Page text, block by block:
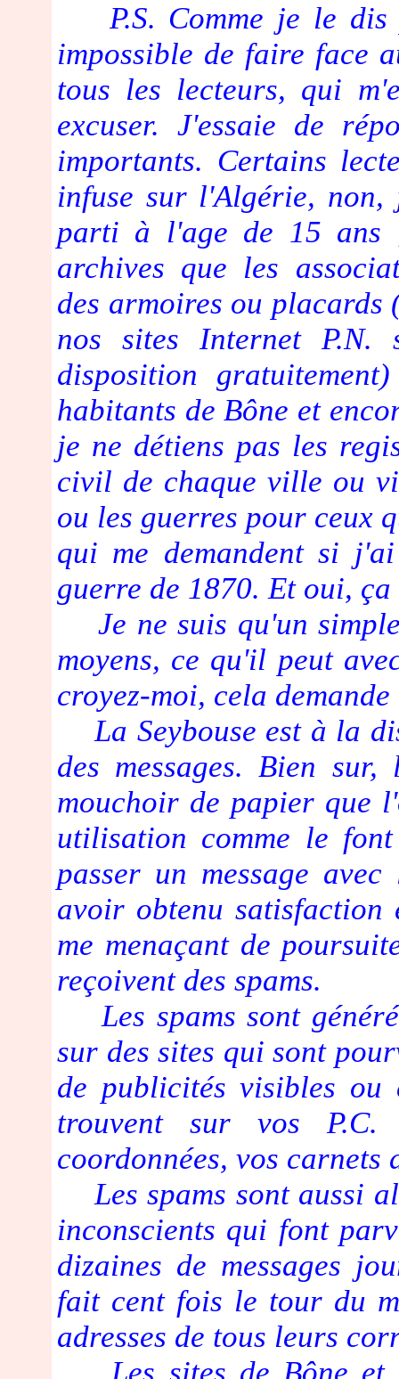
P.S. Comme je le dis
impossible de faire face
tous les lecteurs, qui
excuser. J'essaie de
importants. Certains
infuse sur l'Algérie,
parti à l'age de 15 ans
archives que les
des armoires ou
nos sites Internet
disposition
habitants de Bône et
je ne détiens pas les
civil de chaque ville ou
ou les guerres pour ceux
qui me demandent si
guerre de 1870. Et oui,
Je ne suis qu'un
moyens, ce qu'il peut
croyez-moi, cela
La Seybouse est à la
des messages. Bien
mouchoir de papier que
utilisation comme le
passer un message
avoir obtenu
me menaçant de
reçoivent des spams.
Les spams sont
sur des sites qui sont
de publicités visibles ou
trouvent sur vos P.C.
coordonnées, vos carnets
Les spams sont aussi
inconscients qui font
dizaines de messages
fait cent fois le tour du
adresses de tous leurs